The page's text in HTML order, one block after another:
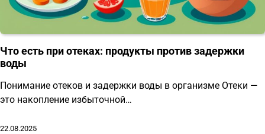
Что есть при отеках: продукты против задержки
воды
Понимание отеков и задержки воды в организме Отеки —
это накопление избыточной…
22.08.2025